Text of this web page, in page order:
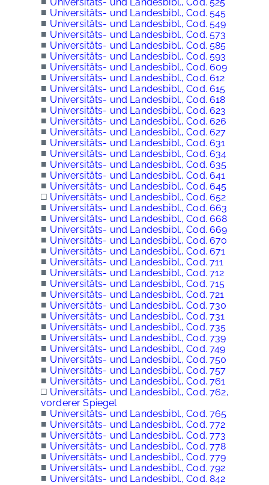
■ Universitäts- und Landesbibl., Cod. 545
■ Universitäts- und Landesbibl., Cod. 549
■ Universitäts- und Landesbibl., Cod. 573
■ Universitäts- und Landesbibl., Cod. 585
■ Universitäts- und Landesbibl., Cod. 593
■ Universitäts- und Landesbibl., Cod. 609
■ Universitäts- und Landesbibl., Cod. 612
■ Universitäts- und Landesbibl., Cod. 615
■ Universitäts- und Landesbibl., Cod. 618
■ Universitäts- und Landesbibl., Cod. 623
■ Universitäts- und Landesbibl., Cod. 626
■ Universitäts- und Landesbibl., Cod. 627
■ Universitäts- und Landesbibl., Cod. 631
■ Universitäts- und Landesbibl., Cod. 634
■ Universitäts- und Landesbibl., Cod. 635
■ Universitäts- und Landesbibl., Cod. 641
■ Universitäts- und Landesbibl., Cod. 645
□ Universitäts- und Landesbibl., Cod. 652
■ Universitäts- und Landesbibl., Cod. 663
■ Universitäts- und Landesbibl., Cod. 668
■ Universitäts- und Landesbibl., Cod. 669
■ Universitäts- und Landesbibl., Cod. 670
■ Universitäts- und Landesbibl., Cod. 671
■ Universitäts- und Landesbibl., Cod. 711
■ Universitäts- und Landesbibl., Cod. 712
■ Universitäts- und Landesbibl., Cod. 715
■ Universitäts- und Landesbibl., Cod. 721
■ Universitäts- und Landesbibl., Cod. 730
■ Universitäts- und Landesbibl., Cod. 731
■ Universitäts- und Landesbibl., Cod. 735
■ Universitäts- und Landesbibl., Cod. 739
■ Universitäts- und Landesbibl., Cod. 749
■ Universitäts- und Landesbibl., Cod. 750
■ Universitäts- und Landesbibl., Cod. 757
■ Universitäts- und Landesbibl., Cod. 761
□ Universitäts- und Landesbibl., Cod. 762,
vorderer Spiegel
■ Universitäts- und Landesbibl., Cod. 765
■ Universitäts- und Landesbibl., Cod. 772
■ Universitäts- und Landesbibl., Cod. 773
■ Universitäts- und Landesbibl., Cod. 778
■ Universitäts- und Landesbibl., Cod. 779
■ Universitäts- und Landesbibl., Cod. 792
■ Universitäts- und Landesbibl., Cod. 842